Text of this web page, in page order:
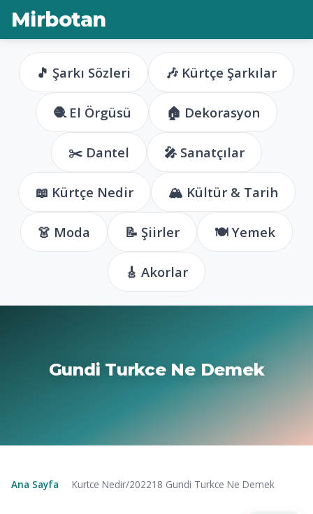
Mirbotan
🎵 Şarkı Sözleri 🎶 Kürtçe Şarkılar
🧶 El Örgüsü 🏠 Dekorasyon
✂️ Dantel 🎤 Sanatçılar
📖 Kürtçe Nedir 🏔️ Kültür & Tarih
👗 Moda 📝 Şiirler 🍽️ Yemek
🎸 Akorlar
Gundi Turkce Ne Demek
Ana Sayfa Kurtce Nedir/202218 Gundi Turkce Ne Demek